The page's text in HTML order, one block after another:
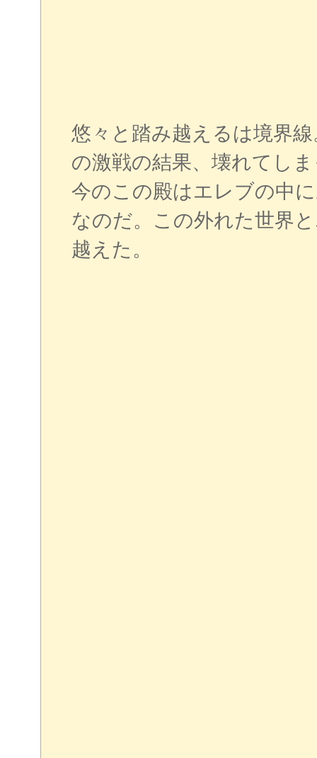
悠々と踏み越えるは境界
の激戦の結果、壊れてし
今のこの殿はエレブの中
なのだ。この外れた世界
越えた。